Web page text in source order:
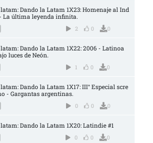
Dando la Latam 1X23: Homenaje al Ind
La última leyenda infinita.
2 0 0
Dando la Latam 1X22: 2006 - Latinoa
luces de Neón.
1 0 0
Dando la Latam 1X17: III° Especial scre
- Gargantas argentinas.
0 0 0
Dando la Latam 1X20: Latindie #1
0 0 0